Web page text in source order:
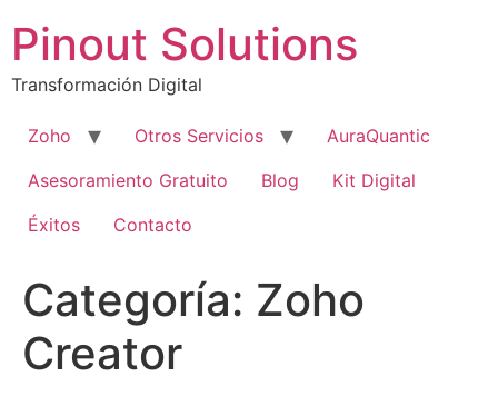
Pinout Solutions
Transformación Digital
Zoho Otros Servicios
AuraQuantic
Asesoramiento Gratuito
Blog
Kit Digital
Éxitos
Contacto
Categoría: Zoho
Creator